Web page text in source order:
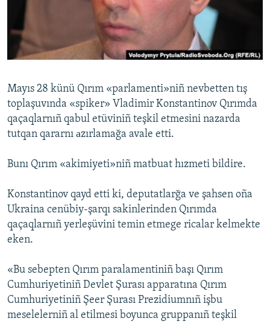
Українською
RFE/RS bütün saytları
Mayıs 28 künü Qırım «parlamenti»niñ nevbetten tış
toplaşuvında «spiker» Vladimir Konstantinov Qırımda
qaçaqlarnıñ qabul etüviniñ teşkil etmesini nazarda
tutqan qararnı аzırlamağa avale etti.
Bunı Qırım «akimiyeti»niñ matbuat hızmeti bildire.
Konstantinov qayd etti ki, deputatlarğa ve şahsen oña
Ukraina cenübiy-şarqı sakinlerinden Qırımda
qaçaqlarnıñ yerleşüvini temin etmege ricalar kelmekte
eken.
«Bu sebepten Qırım paralamentiniñ başı Qırım
Cumhuriyetiniñ Devlet Şurası apparatına Qırım
Cumhuriyetiniñ Şeer Şurası Prezidiumnıñ işbu
meselelerniñ al etilmesi boyunca gruppanıñ teşkil